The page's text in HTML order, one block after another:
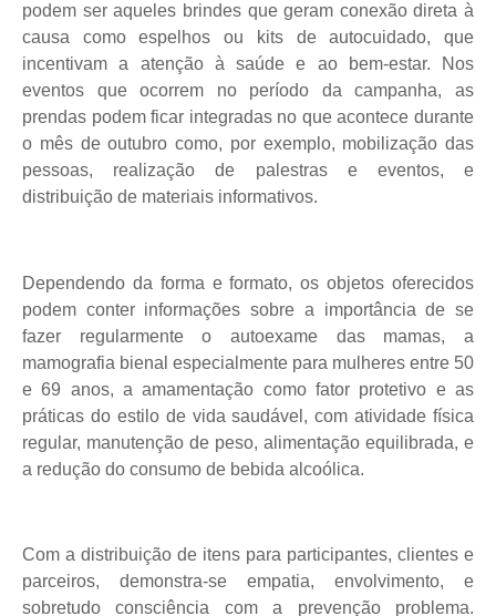
podem ser aqueles brindes que geram conexão direta à
causa como espelhos ou kits de autocuidado, que
incentivam a atenção à saúde e ao bem-estar. Nos
eventos que ocorrem no período da campanha, as
prendas podem ficar integradas no que acontece durante
o mês de outubro como, por exemplo, mobilização das
pessoas, realização de palestras e eventos, e
distribuição de materiais informativos.
Dependendo da forma e formato, os objetos oferecidos
podem conter informações sobre a importância de se
fazer regularmente o autoexame das mamas, a
mamografia bienal especialmente para mulheres entre 50
e 69 anos, a amamentação como fator protetivo e as
práticas do estilo de vida saudável, com atividade física
regular, manutenção de peso, alimentação equilibrada, e
a redução do consumo de bebida alcoólica.
Com a distribuição de itens para participantes, clientes e
parceiros, demonstra-se empatia, envolvimento, e
sobretudo consciência com a prevenção problema.